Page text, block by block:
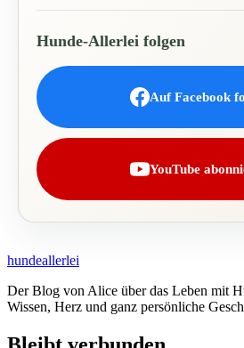
Hunde-Allerlei folgen
Auf Facebook
YouTube
hundeallerlei
Der Blog von Alice über das Leben mit
Wissen, Herz und ganz persönliche